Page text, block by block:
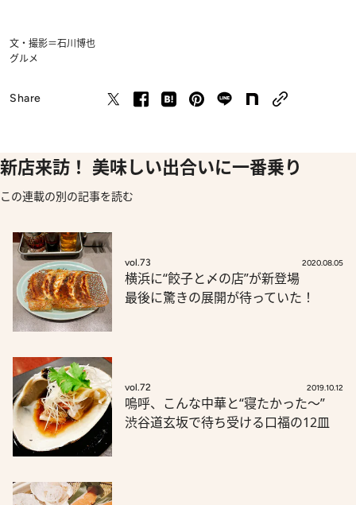
文・撮影＝石川博也
グルメ
Share
新店来訪！ 美味しい出合いに一番乗り
この連載の別の記事を読む
vol.73 2020.08.05
横浜に“餃子と〆の店”が新登場
最後に驚きの展開が待っていた！
vol.72 2019.10.12
嗚呼、こんな中華と“寝たかった～”
渋谷道玄坂で待ち受ける口福の12皿